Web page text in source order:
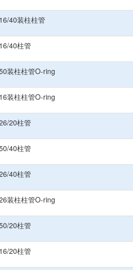
40装柱柱管
40柱管
装柱柱管O-ring
装柱柱管O-ring
20柱管
40柱管
40柱管
装柱柱管O-ring
20柱管
20柱管